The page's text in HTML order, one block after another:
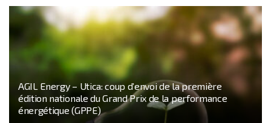
AGIL Energy – Utica: coup d’envoi de la première
édition nationale du Grand Prix de la performance
énergétique (GPPE)